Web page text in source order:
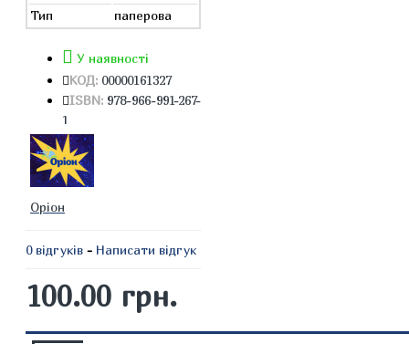
Тип
паперова
У наявності
КОД: 00000161327
ISBN: 978-966-991-267-
1
Оріон
0 відгуків - Написати відгук
100.00 грн.